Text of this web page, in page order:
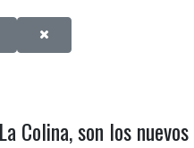
Colina, son los